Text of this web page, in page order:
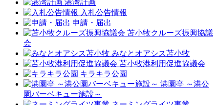
港湾計画
入札公告情報
申請・届出
苫小牧クルーズ振興協議
会
みなとオアシス苫小牧
苫小牧港利用促進協議会
キラキラ公園
港園亭 ～港公
園バーベキュー施設～